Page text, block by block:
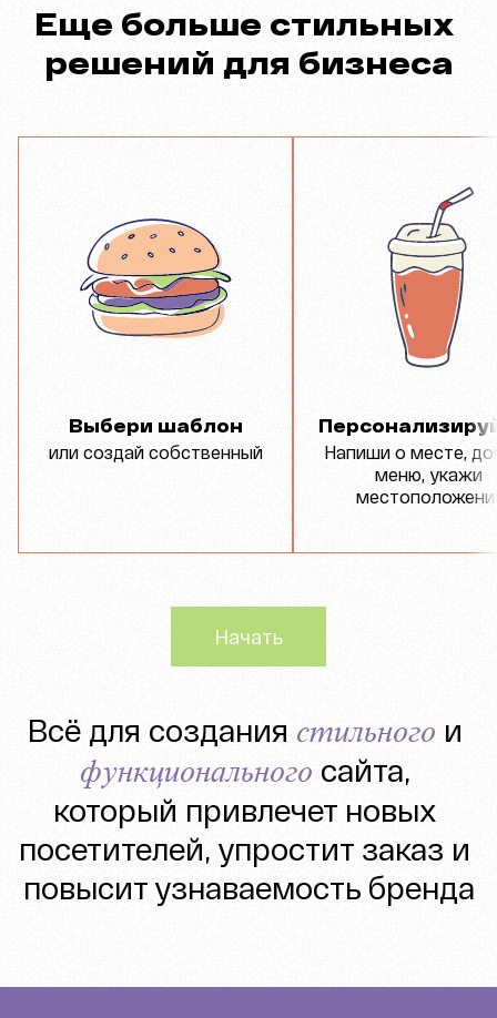
Еще больше стильных
решений для бизнеса
Выбери шаблон
или создай собственный
Напиши о месте,
меню, укажи
Начать
Всё для создания стильного и
функционального сайта,
который привлечет новых
посетителей, упростит заказ и
повысит узнаваемость бренда